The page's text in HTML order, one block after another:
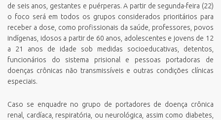
de seis anos, gestantes e puérperas. A partir de segunda-feira (22)
o foco será em todos os grupos considerados prioritários para
receber a dose, como profissionais da saúde, professores, povos
indígenas, idosos a partir de 60 anos, adolescentes e jovens de 12
a 21 anos de idade sob medidas socioeducativas, detentos,
funcionários do sistema prisional e pessoas portadoras de
doenças crônicas não transmissíveis e outras condições clínicas
especiais.
Caso se enquadre no grupo de portadores de doença crônica
renal, cardíaca, respiratória, ou neurológica, assim como diabetes,